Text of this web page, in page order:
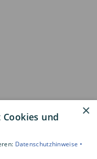
×
und
Datenschutzhinweise •